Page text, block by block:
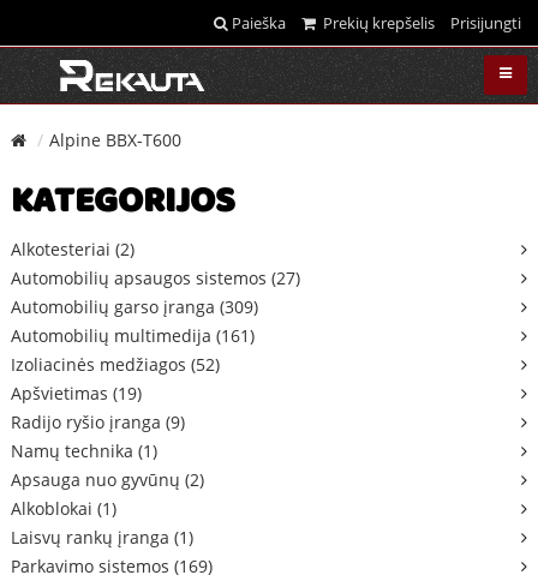
Paieška Prekių krepšelis Prisijungti
Alpine BBX-T600
KATEGORIJOS
Alkotesteriai (2)
Automobilių apsaugos sistemos (27)
Automobilių garso įranga (309)
Automobilių multimedija (161)
Izoliacinės medžiagos (52)
Apšvietimas (19)
Radijo ryšio įranga (9)
Namų technika (1)
Apsauga nuo gyvūnų (2)
Alkoblokai (1)
Laisvų rankų įranga (1)
Parkavimo sistemos (169)